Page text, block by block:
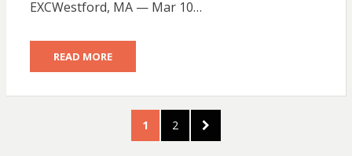
EXCWestford, MA — Mar 10…
READ MORE
PAGE
1 PAGE
2
NEXT
PAGE